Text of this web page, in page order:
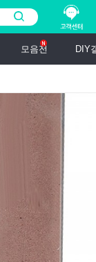
모음전 DIY